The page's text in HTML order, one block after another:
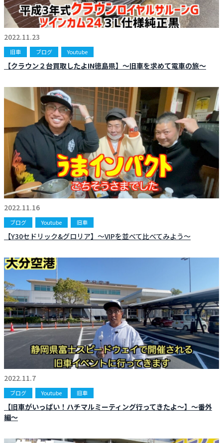
BLOG
お知らせ
2022.11.23
旧車 ブログ Youtube
【クラウン２台買取したよIN徳島県】～旧車を求めて電車の旅～
2022.11.16
ブログ Youtube 旧車
【Y30セドリック&グロリア】〜VIPを並べて比べてみよう〜
2022.11.7
ブログ Youtube 旧車
【旧車がいっぱい！ハチマルミーティング行ってきたよ〜】〜番外
編〜